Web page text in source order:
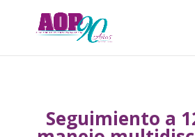
Seguimiento a